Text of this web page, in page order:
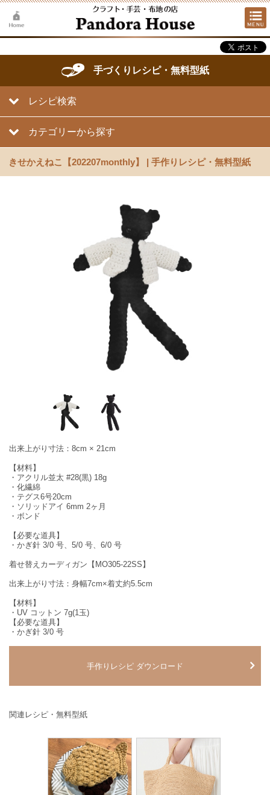
手づくりレシピ・無料型紙
レシピ検索
カテゴリーから探す
きせかえねこ【202207monthly】 | 手作りレシピ・無料型紙
出来上がり寸法：8cm × 21cm
【材料】
・アクリル並太 #28(黒) 18g
・化繊綿
・テグス6号20cm
・ソリッドアイ 6mm 2ヶ月
・ボンド
【必要な道具】
・かぎ針 3/0 号、5/0 号、6/0 号
着せ替えカーディガン【MO305-22SS】
出来上がり寸法：身幅7cm×着丈約5.5cm
【材料】
・UV コットン 7g(1玉)
【必要な道具】
・かぎ針 3/0 号
手作りレシピ ダウンロード
関連レシピ・無料型紙